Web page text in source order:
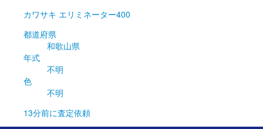
カワサキ エリミネーター400
都道府県
和歌山県
年式
不明
色
不明
13分前に査定依頼